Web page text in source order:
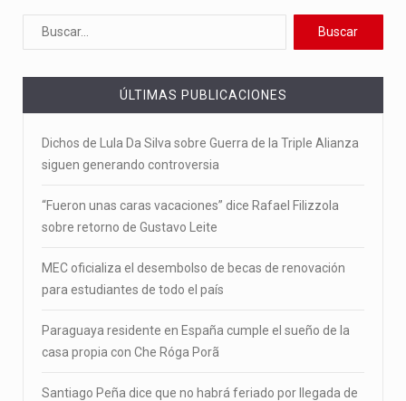
ÚLTIMAS PUBLICACIONES
Dichos de Lula Da Silva sobre Guerra de la Triple Alianza
siguen generando controversia
“Fueron unas caras vacaciones” dice Rafael Filizzola
sobre retorno de Gustavo Leite
MEC oficializa el desembolso de becas de renovación
para estudiantes de todo el país
Paraguaya residente en España cumple el sueño de la
casa propia con Che Róga Porã
Santiago Peña dice que no habrá feriado por llegada de